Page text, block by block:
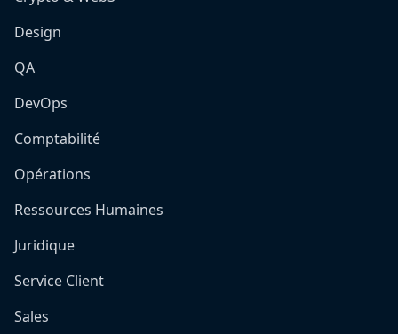
Design
QA
DevOps
Comptabilité
Opérations
Ressources Humaines
Juridique
Service Client
Sales